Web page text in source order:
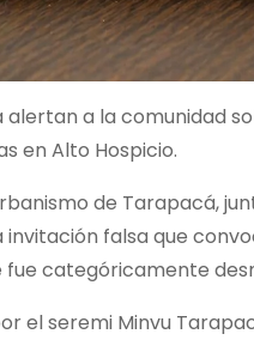
alertan a la comunidad
en Alto Hospicio.
de Tarapacá,
falsa que
fue categóricamente
el seremi Minvu